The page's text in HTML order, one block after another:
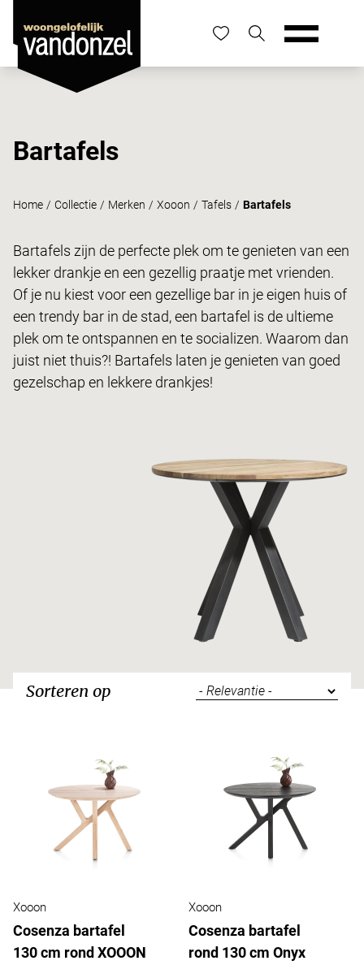
Bartafels
Home / Collectie / Merken / Xooon / Tafels / Bartafels
Bartafels zijn de perfecte plek om te genieten van een
lekker drankje en een gezellig praatje met vrienden.
Of je nu kiest voor een gezellige bar in je eigen huis of
een trendy bar in de stad, een bartafel is de ultieme
plek om te ontspannen en te socializen. Waarom dan
juist niet thuis?! Bartafels laten je genieten van goed
gezelschap en lekkere drankjes!
Sorteren op
Xooon
Cosenza bartafel
130 cm rond XOOON
Xooon
Cosenza bartafel
rond 130 cm Onyx